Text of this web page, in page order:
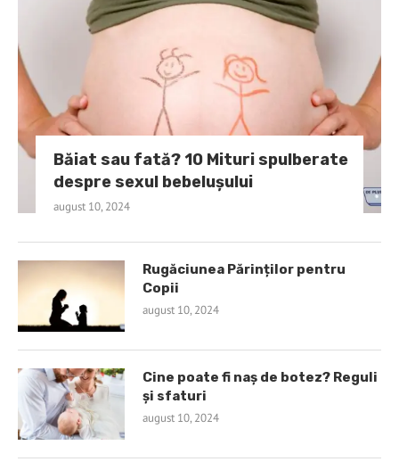
Băiat sau fată? 10 Mituri spulberate
despre sexul bebelușului
august 10, 2024
Rugăciunea Părinților pentru
Copii
august 10, 2024
Cine poate fi naș de botez? Reguli
și sfaturi
august 10, 2024